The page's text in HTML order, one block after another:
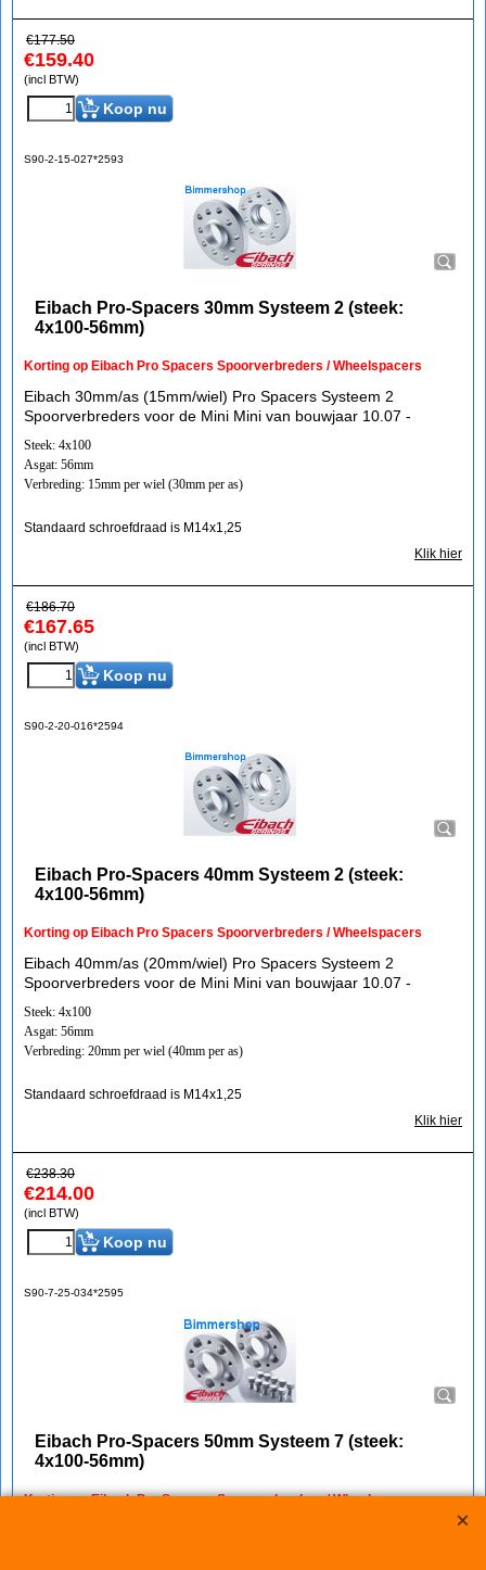
€177.50
€159.40
(incl BTW)
Koop nu
S90-2-15-027*2593
Eibach Pro-Spacers 30mm Systeem 2 (steek:
4x100-56mm)
Korting op Eibach Pro Spacers Spoorverbreders / Wheelspacers
Eibach 30mm/as (15mm/wiel) Pro Spacers Systeem 2
Spoorverbreders voor de Mini Mini van bouwjaar 10.07 -
Steek: 4x100
Asgat: 56mm
Verbreding: 15mm per wiel (30mm per as)
Standaard schroefdraad is M14x1,25
Klik hier
€186.70
€167.65
(incl BTW)
Koop nu
S90-2-20-016*2594
Eibach Pro-Spacers 40mm Systeem 2 (steek:
4x100-56mm)
Korting op Eibach Pro Spacers Spoorverbreders / Wheelspacers
Eibach 40mm/as (20mm/wiel) Pro Spacers Systeem 2
Spoorverbreders voor de Mini Mini van bouwjaar 10.07 -
Steek: 4x100
Asgat: 56mm
Verbreding: 20mm per wiel (40mm per as)
Standaard schroefdraad is M14x1,25
Klik hier
€238.30
€214.00
(incl BTW)
Koop nu
S90-7-25-034*2595
Eibach Pro-Spacers 50mm Systeem 7 (steek:
4x100-56mm)
Korting op Eibach Pro Spacers Spoorverbreders / Wheelspacers